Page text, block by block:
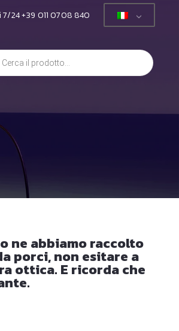
24 +39 011 0708 840
ne abbiamo raccolto
porci, non esitare a
ottica. E ricorda che